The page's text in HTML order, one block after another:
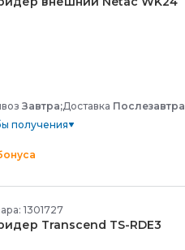
Завтра;Доставка Послезавтра
получения
1301727
Transcend TS-RDE3